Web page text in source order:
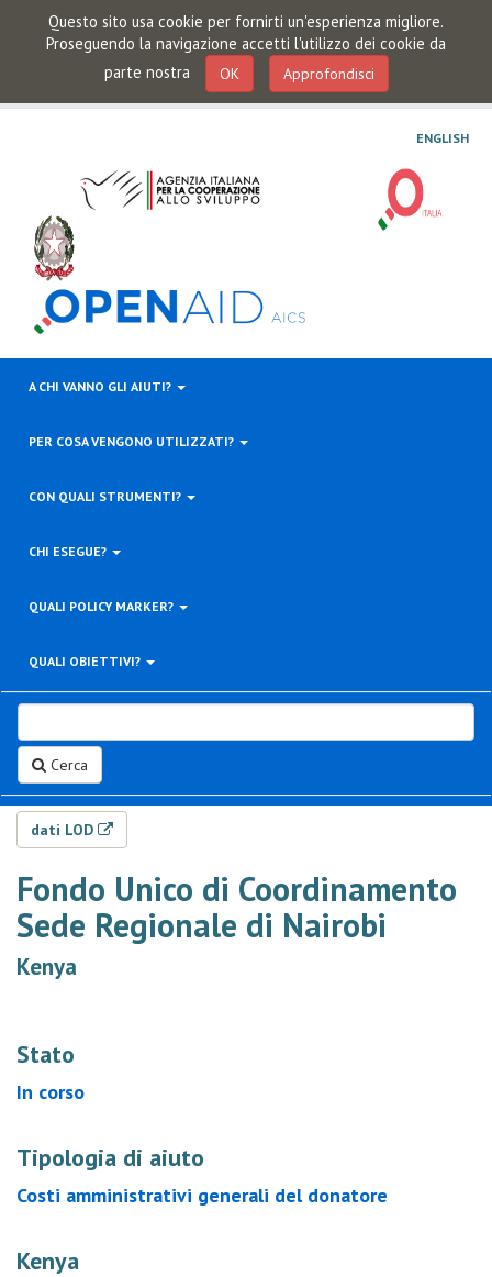
Questo sito usa cookie per fornirti un'esperienza migliore.
Proseguendo la navigazione accetti l'utilizzo dei cookie da
parte nostra
OK Approfondisci
ENGLISH
A CHI VANNO GLI AIUTI?
PER COSA VENGONO UTILIZZATI?
CON QUALI STRUMENTI?
CHI ESEGUE?
QUALI POLICY MARKER?
QUALI OBIETTIVI?
Cerca
dati LOD
Fondo Unico di Coordinamento
Sede Regionale di Nairobi
Kenya
Stato
In corso
Tipologia di aiuto
Costi amministrativi generali del donatore
Kenya